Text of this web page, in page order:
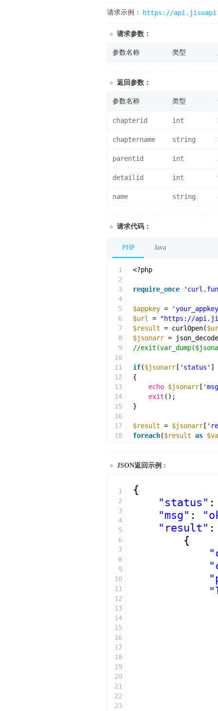
请求示例： https://
请求参数：
参数名称 类型
返回参数：
参数名称 类型
chapterid int
chaptername string
parentid int
detailid int
name string
请求代码：
PHP Java
1
2
3
4
5
6
7
8
9
10
11
12
13
14
15
16
17
18
21
24
25
26
27
28
<?php
require_once
$appkey =
$url
=
"https://
$result = curlOpen(
$jsonarr =
//
if($jsonarr [ 'status' ]
{
echo $jsonarr [
exit ();
}
$result = $jsonarr [
foreach($result as
if(is_array
echo $v[
}
}
JSON返回示例 :
1
2
3
4
5
6
7
8
9
10
11
12
13
14
15
16
17
18
19
20
21
22
23
{
"status" :
"msg" :
"result"
{